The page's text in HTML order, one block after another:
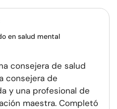
en salud mental
consejera de salud
consejera de
y una profesional de
maestra. Completó